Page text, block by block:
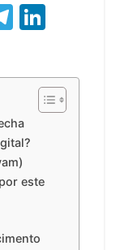
T
e
gr
a
m
k
e
dI
este